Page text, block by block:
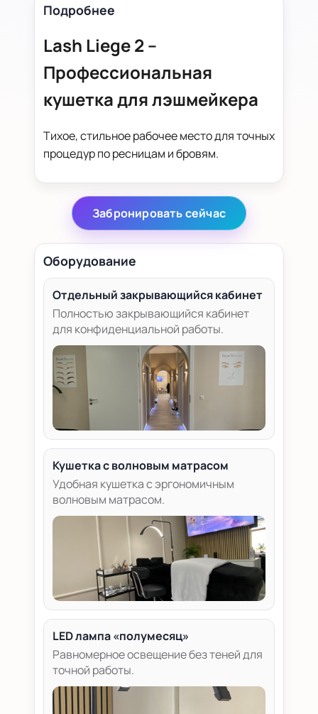
Подробнее
Lash Liege 2 –
Профессиональная
кушетка для лэшмейкера
Тихое, стильное рабочее место для точных
процедур по ресницам и бровям.
Забронировать сейчас
Оборудование
Отдельный закрывающийся кабинет
Полностью закрывающийся кабинет
для конфиденциальной работы.
Кушетка с волновым матрасом
Удобная кушетка с эргономичным
волновым матрасом.
LED лампа «полумесяц»
Равномерное освещение без теней для
точной работы.